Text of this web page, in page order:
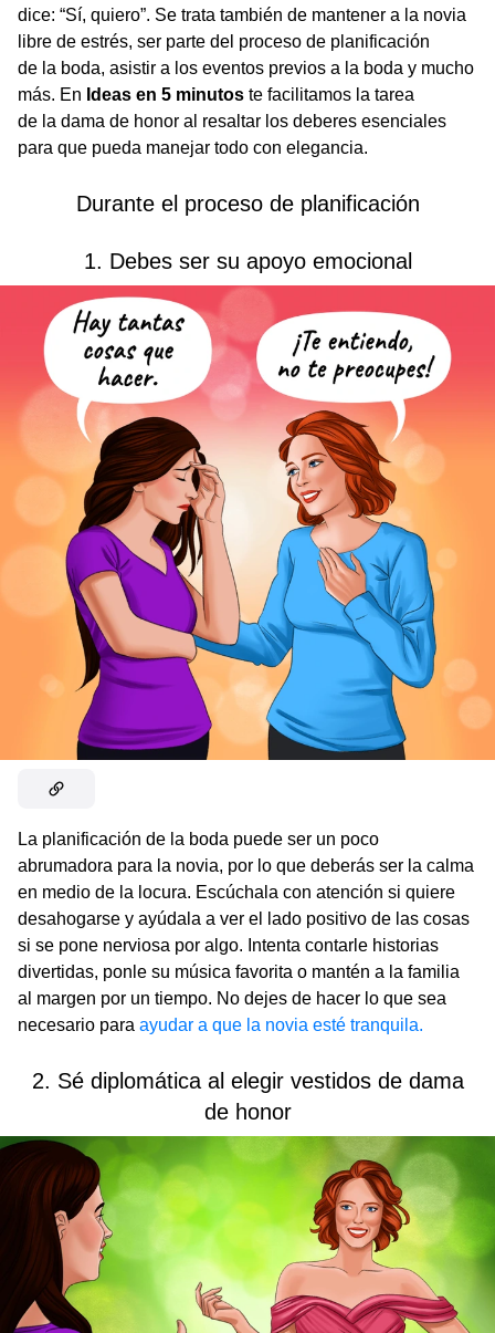
dice: “Sí, quiero”. Se trata también de mantener a la novia
libre de estrés, ser parte del proceso de planificación
de la boda, asistir a los eventos previos a la boda y mucho
más. En Ideas en 5 minutos te facilitamos la tarea
de la dama de honor al resaltar los deberes esenciales
para que pueda manejar todo con elegancia.
Durante el proceso de planificación
1. Debes ser su apoyo emocional
La planificación de la boda puede ser un poco
abrumadora para la novia, por lo que deberás ser la calma
en medio de la locura. Escúchala con atención si quiere
desahogarse y ayúdala a ver el lado positivo de las cosas
si se pone nerviosa por algo. Intenta contarle historias
divertidas, ponle su música favorita o mantén a la familia
al margen por un tiempo. No dejes de hacer lo que sea
necesario para ayudar a que la novia esté tranquila.
2. Sé diplomática al elegir vestidos de dama
de honor